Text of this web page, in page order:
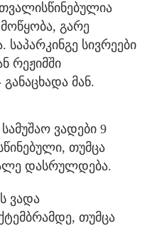
გარე
საპარკინგე სივრეები
რეჟიმში
მან.
ვადები 9
თუმცა
დასრულდება.
ვადა
თუმცა